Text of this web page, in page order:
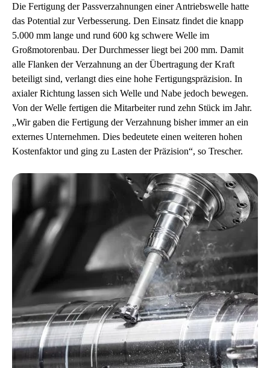
Die Fertigung der Passverzahnungen einer Antriebswelle hatte
das Potential zur Verbesserung. Den Einsatz findet die knapp
5.000 mm lange und rund 600 kg schwere Welle im
Großmotorenbau. Der Durchmesser liegt bei 200 mm. Damit
alle Flanken der Verzahnung an der Übertragung der Kraft
beteiligt sind, verlangt dies eine hohe Fertigungspräzision. In
axialer Richtung lassen sich Welle und Nabe jedoch bewegen.
Von der Welle fertigen die Mitarbeiter rund zehn Stück im Jahr.
„Wir gaben die Fertigung der Verzahnung bisher immer an ein
externes Unternehmen. Dies bedeutete einen weiteren hohen
Kostenfaktor und ging zu Lasten der Präzision“, so Trescher.